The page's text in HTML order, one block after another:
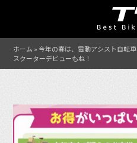
ホーム »今年の春は、電動アシスト自転
スクーターデビューもね！